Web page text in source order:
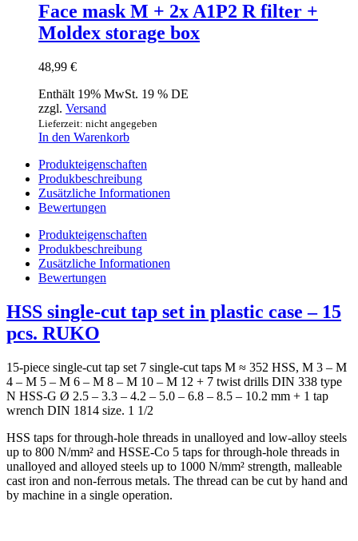
Face mask M + 2x A1P2 R filter +
Moldex storage box
48,99 €
Enthält 19% MwSt. 19 % DE
zzgl. Versand
Lieferzeit: nicht angegeben
In den Warenkorb
Produkteigenschaften
Produkbeschreibung
Zusätzliche Informationen
Bewertungen
Produkteigenschaften
Produkbeschreibung
Zusätzliche Informationen
Bewertungen
HSS single-cut tap set in plastic case – 15
pcs. RUKO
15-piece single-cut tap set 7 single-cut taps M ≈ 352 HSS, M 3 – M
4 – M 5 – M 6 – M 8 – M 10 – M 12 + 7 twist drills DIN 338 type
N HSS-G Ø 2.5 – 3.3 – 4.2 – 5.0 – 6.8 – 8.5 – 10.2 mm + 1 tap
wrench DIN 1814 size. 1 1/2
HSS taps for through-hole threads in unalloyed and low-alloy steels
up to 800 N/mm² and HSSE-Co 5 taps for through-hole threads in
unalloyed and alloyed steels up to 1000 N/mm² strength, malleable
cast iron and non-ferrous metals. The thread can be cut by hand and
by machine in a single operation.